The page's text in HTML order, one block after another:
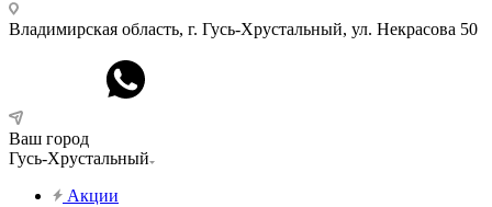
Владимирская область, г. Гусь-Хрустальный, ул. Некрасова 50
Ваш город
Гусь-Хрустальный
Акции